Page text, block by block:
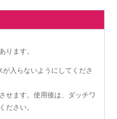
ります。
が入らないようにしてくださ
せます。使用後は、ダッチワ
ださい。